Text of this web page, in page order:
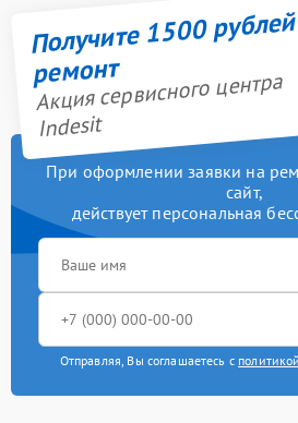
Получите 1500
ремонт
Акция сервисного центра
Indesit
При оформлении заявки на
сайт,
действует персональная
Отправляя, Вы соглашаетесь с